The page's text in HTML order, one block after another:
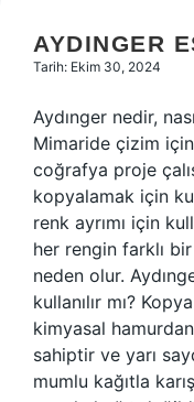
AYDINGER
Tarih: Ekim 30, 2024
Aydınger nedir,
Mimaride çizim
coğrafya proje
kopyalamak için
renk ayrımı için
her rengin farklı bir
neden olur.
kullanılır mı?
kimyasal
sahiptir ve yarı
mumlu kağıtla